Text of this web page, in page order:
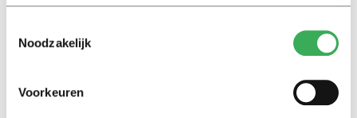
Noodzakelijk
Voorkeuren
ook al jaren onder een
wegens een reeks
student Sanda Dia na grove